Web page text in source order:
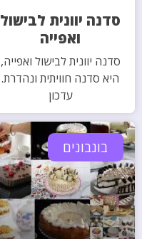
סדנה יוונית לבישול
ואפייה
סדנה יוונית לבישול ואפייה,
היא סדנה חוויתית ונהדרת.
עדכון
בונבונים